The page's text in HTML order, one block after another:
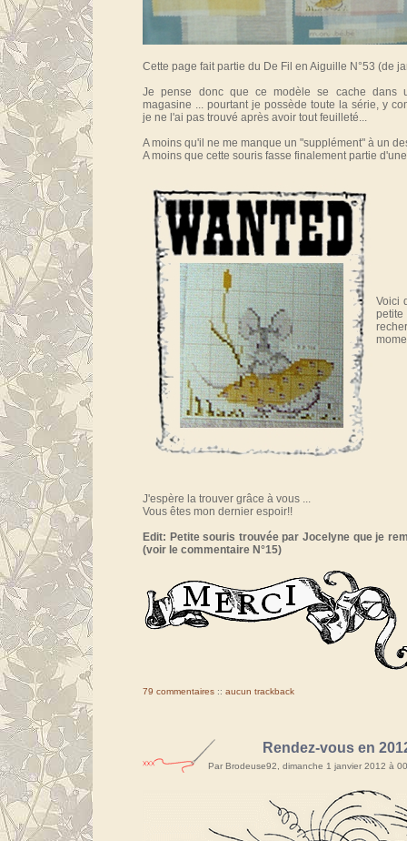
Cette page fait partie du De Fil en Aiguille N°53 (de
Je pense donc que ce modèle se cache dans
magasine ... pourtant je possède toute la série, y
je ne l'ai pas trouvé après avoir tout feuilleté...
A moins qu'il ne me manque un "supplément" à un
A moins que cette souris fasse finalement partie
Voici
J'espère la trouver grâce à vous ...
Vous êtes mon dernier espoir!!
Edit: Petite souris trouvée par Jocelyne que je
(voir le commentaire N°15)
79 commentaires :: aucun trackback
Rendez-vous en
Par Brodeuse92, dimanche 1 janvier 2012 à